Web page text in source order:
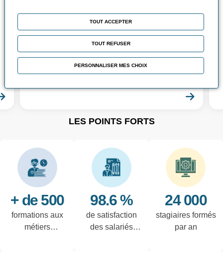
les différents CACES®, leurs avantages
et comment les passer ?
Chez Promeo, vous pouvez suivre
différentes formations CACES® adaptées
LES POINTS FORTS
+ de 500
formations aux
métiers
98.6 %
de satisfaction
des salariés
24 000
stagiaires formés
par an
TOUT ACCEPTER
TOUT REFUSER
PERSONNALISER MES CHOIX